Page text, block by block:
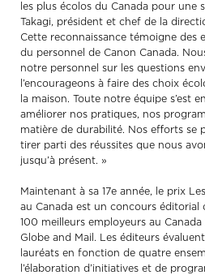
les plus écolos du Canada pour une
Takagi, président et chef de la
Cette reconnaissance témoigne des
du personnel de Canon Canada.
notre personnel sur les questions
l’encourageons à faire des choix
la maison. Toute notre équipe s’est
améliorer nos pratiques, nos
matière de durabilité. Nos efforts se
tirer parti des réussites que nous
jusqu’à présent. »
Maintenant à sa 17e année, le prix
au Canada est un concours éditorial
100 meilleurs employeurs au
Globe and Mail. Les éditeurs
lauréats en fonction de quatre
l’élaboration d’initiatives et de